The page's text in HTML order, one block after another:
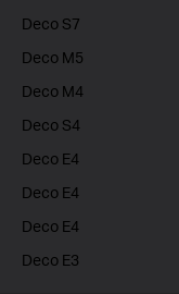
Deco S7
Deco M5
Deco M4
Deco S4
Deco E4
Deco E4
Deco E4
Deco E3